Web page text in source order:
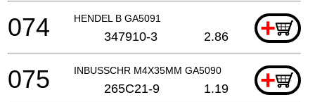
HENDEL B GA5091 +
074 347910-3 2.86
INBUSSCHR M4X35MM GA5090 +
075 265C21-9 1.19